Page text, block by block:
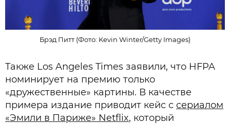
Брэд Питт (Фото: Kevin Winter/Getty Images)
Также Los Angeles Times заявили, что HFPA
номинирует на премию только
«дружественные» картины. В качестве
примера издание приводит кейс с сериалом
«Эмили в Париже» Netflix, который